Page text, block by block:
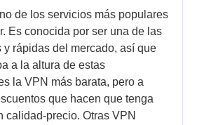
de los servicios más populares
Es conocida por ser una de las
y rápidas del mercado, así que
a la altura de estas
la VPN más barata, pero a
que hacen que tenga
calidad-precio. Otras VPN